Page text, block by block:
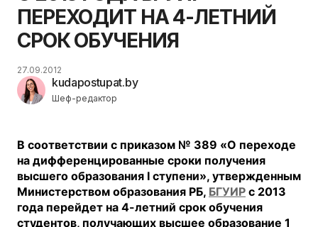
ПЕРЕХОДИТ НА 4-ЛЕТНИЙ
СРОК ОБУЧЕНИЯ
kudapostupat.by
Шеф-редактор
27.09.2012
В соответствии с приказом № 389 «О переходе
на дифференцированные сроки получения
высшего образования І ступени», утвержденным
Министерством образования РБ, БГУИР с 2013
года перейдет на 4-летний срок обучения
студентов, получающих высшее образование 1